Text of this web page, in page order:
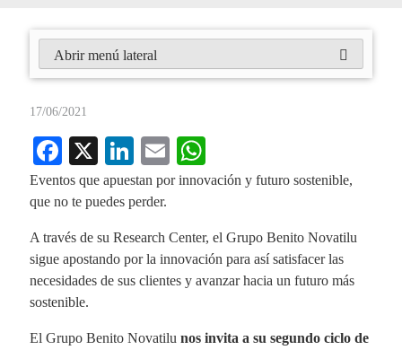
17/06/2021
Fa
ce
bo
ok
X
Li
nk
ed
In
E
m ha
A
pp
Eventos que apuestan por innovación y futuro sostenible,
que no te puedes perder.
A través de su Research Center, el Grupo Benito Novatilu
sigue apostando por la innovación para así satisfacer las
necesidades de sus clientes y avanzar hacia un futuro más
sostenible.
El Grupo Benito Novatilu nos invita a su segundo ciclo de
Abrir menú lateral